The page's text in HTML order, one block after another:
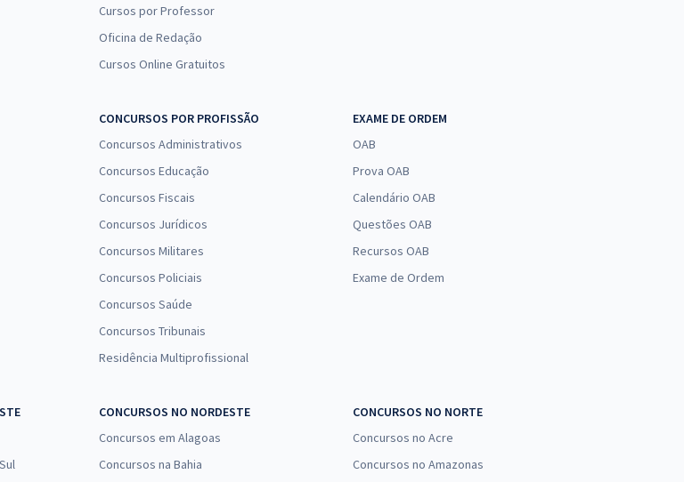
Cursos por Professor
Oficina de Redação
Cursos Online Gratuitos
CONCURSOS POR PROFISSÃO
Concursos Administrativos
Concursos Educação
Concursos Fiscais
Concursos Jurídicos
Concursos Militares
Concursos Policiais
Concursos Saúde
Concursos Tribunais
Residência Multiprofissional
EXAME DE ORDEM
OAB
Prova OAB
Calendário OAB
Questões OAB
Recursos OAB
Exame de Ordem
CONCURSOS NO NORDESTE
Concursos em Alagoas
Concursos na Bahia
CONCURSOS NO NORTE
Concursos no Acre
Concursos no Amazonas